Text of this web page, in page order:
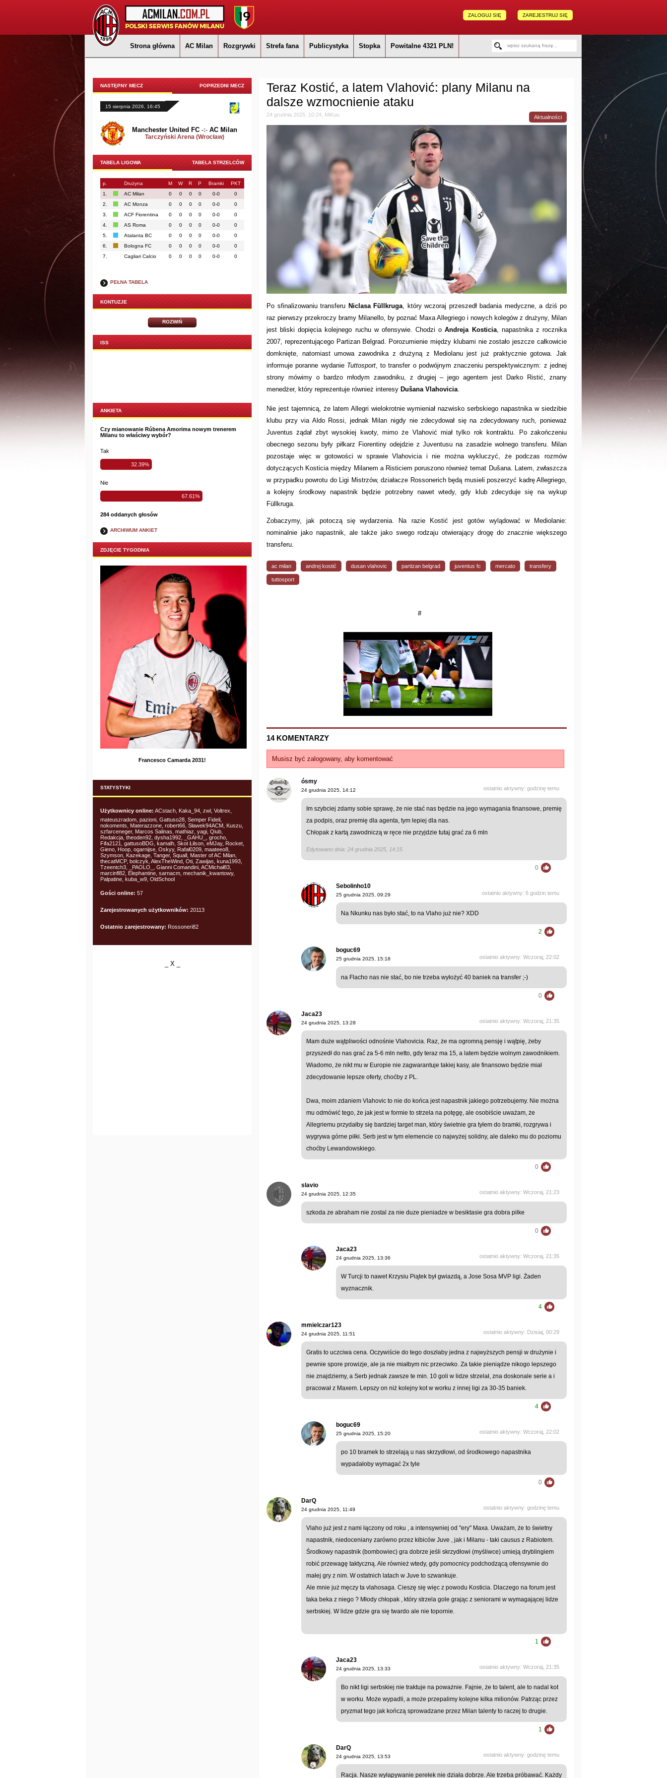
ZAREJESTRUJ SIĘ
ZALOGUJ SIĘ
Strona główna AC Milan Rozgrywki Strefa fana Publicystyka Stopka Powitalne 4321 PLN!
NASTĘPNY MECZ POPRZEDNI MECZ
15 sierpnia 2026, 16:45
Manchester United FC -:- AC Milan
Tarczyński Arena (Wrocław)
TABELA LIGOWA TABELA STRZELCÓW
p. Drużyna M W R P Bramki
PKT
1.
AC Milan 0 0 0 0 0-0
0
2.
AC Monza 0 0 0 0 0-0
0
3.
ACF Fiorentina 0 0 0 0 0-0
0
4.
AS Roma 0 0 0 0 0-0
0
5.
Atalanta BC 0 0 0 0 0-0
0
6.
Bologna FC 0 0 0 0 0-0
0
7.
Cagliari Calcio 0 0 0 0 0-0 0
PEŁNA TABELA
KONTUZJE
ROZWIŃ
ISS
ANKIETA
Czy mianowanie Rúbena Amorima nowym trenerem
Milanu to właściwy wybór?
Tak
32.39%
Nie
67.61%
284 oddanych głosów
ARCHIWUM ANKIET
ZDJĘCIE TYGODNIA
Francesco Camarda 2031!
STATYSTYKI
Użytkownicy online: ACstach, Kaka_94, zwl, Voltrex,
mateuszradom, pazioni, Gattuso28, Semper Fideli,
nokoments, Materazzone, robert66, Sławek94ACM, Kuszu,
szfarceneger, Marcos Salinas, mathiaz, yagi, Qiub,
Redakcja, theoden92, dysha1992, _GAHU_, grocho,
Fifa2121, gattusoBDG, kamalh, Skot Łilson, eMJay, Rocket,
Gieno, Hoop, ogarnijse, Oskyy, Rafał0209, maateeo8,
Szymson, Kazekage, Tanger, Squall, Master of AC Milan,
thecatMCP, bolczyk, AlexTheWind, Oti, Zawijas, kuna1993,
Tzeentch3, _PAOLO_, Gianni Comandini, ACMichał83,
marcinfl82, Elephantine, sarnacm, mechanik_kwantowy,
Palpatine, kuba_w9, OldSchool
Gości online: 57
Zarejestrowanych użytkowników: 20113
Ostatnio zarejestrowany: Rossoneri82
_ X _
Teraz Kostić, a latem Vlahović: plany Milanu na
dalsze wzmocnienie ataku
24 grudnia 2025, 10:24, MiKuu Aktualności
Po sfinalizowaniu transferu Niclasa Füllkruga , który wczoraj przeszedł badania medyczne, a dziś po
raz pierwszy przekroczy bramy Milanello, by poznać Maxa Allegriego i nowych kolegów z drużyny, Milan
jest bliski dopięcia kolejnego ruchu w ofensywie. Chodzi oAndreja Kosticia, napastnika z rocznika
2007, reprezentującego Partizan Belgrad. Porozumienie między klubami nie zostało jeszcze całkowicie
domknięte, natomiast umowa zawodnika z drużyną z Mediolanu jest już praktycznie gotowa.
Jak
informuje poranne wydanie Tuttosport, to transfer o podwójnym znaczeniu perspektywicznym: z jednej
strony mówimy o bardzo młodym zawodniku, z drugiej – jego agentem jest Darko Ristić, znany
menedżer, który reprezentuje również interesy Dušana Vlahovicia
Nie jest tajemnicą, że latem Allegri wielokrotnie wymieniał nazwisko serbskiego napastnika w siedzibie
klubu przy via Aldo Rossi, jednak Milan nigdy nie zdecydował się na zdecydowany ruch, ponieważ
Juventus żądał zbyt wysokiej kwoty, mimo że Vlahović miał tylko rok kontraktu. Po zakończeniu
obecnego sezonu były piłkarz Fiorentiny odejdzie z Juventusu na zasadzie wolnego transferu.
Milan
pozostaje więc w gotowości w sprawie Vlahovicia i nie można wykluczyć, że podczas rozmów
dotyczących Kosticia między Milanem a Risticiem poruszono również temat Dušana. Latem, zwłaszcza
w przypadku powrotu do Ligi Mistrzów, działacze Rossonerich będą musieli poszerzyć kadrę Allegriego,
a kolejny środkowy napastnik będzie potrzebny nawet wtedy, gdy klub zdecyduje się na wykup
Füllkruga.
Zobaczymy, jak potoczą się wydarzenia. Na razie Kostić jest gotów wylądować w Mediolanie:
nominalnie jako napastnik, ale także jako swego rodzaju otwierający drogę do znacznie większego
transferu.
ac milan andrej kostić dusan vlahovic partizan belgrad juventus fc mercato transfery
tuttosport
#
14 KOMENTARZY
Musisz być zalogowany, aby komentować
ósmy
ostatnio aktywny: godzinę temu
24 grudnia 2025, 14:12
Im szybciej zdamy sobie sprawę, że nie stać nas będzie na jego wymagania finansowe, premię
za podpis, oraz premię dla agenta, tym lepiej dla nas.
Chłopak z kartą zawodniczą w ręce nie przyjdzie tutaj grać za 6 mln
Edytowano dnia: 24 grudnia 2025, 14:15
0
Sebolinho10
ostatnio aktywny: 6 godzin temu
25 grudnia 2025, 09:29
Na Nkunku nas było stać, to na Vlaho już nie? XDD
2
boguc69
ostatnio aktywny: Wczoraj, 22:02
25 grudnia 2025, 15:18
na Flacho nas nie stać, bo nie trzeba wyłożyć 40 baniek na transfer ;-)
0
Jaca23
ostatnio aktywny: Wczoraj, 21:35
24 grudnia 2025, 13:28
Mam duże wątpliwości odnośnie Vlahovicia. Raz, że ma ogromną pensję i wątpię, żeby
przyszedł do nas grać za 5-6 mln netto, gdy teraz ma 15, a latem będzie wolnym zawodnikiem.
Wiadomo, że nikt mu w Europie nie zagwarantuje takiej kasy, ale finansowo będzie miał
zdecydowanie lepsze oferty, choćby z PL.
Dwa, moim zdaniem Vlahovic to nie do końca jest napastnik jakiego potrzebujemy. Nie można
mu odmówić tego, że jak jest w formie to strzela na potęgę, ale osobiście uważam, że
Allegriemu przydałby się bardziej target man, który świetnie gra tyłem do bramki, rozgrywa i
wygrywa górne piłki. Serb jest w tym elemencie co najwyżej solidny, ale daleko mu do poziomu
choćby Lewandowskiego.
0
slavio
ostatnio aktywny: Wczoraj, 21:23
24 grudnia 2025, 12:35
szkoda ze abraham nie zostal za nie duze pieniadze w besiktasie gra dobra pilke
0
Jaca23
ostatnio aktywny: Wczoraj, 21:35
24 grudnia 2025, 13:36
W Turcji to nawet Krzysiu Piątek był gwiazdą, a Jose Sosa MVP ligi. Żaden
wyznacznik.
4
mmielczar123
ostatnio aktywny: Dzisiaj, 00:29
24 grudnia 2025, 11:51
Gratis to uczciwa cena. Oczywiście do tego doszłaby jedna z najwyższych pensji w drużynie i
pewnie spore prowizje, ale ja nie miałbym nic przeciwko. Za takie pieniądze nikogo lepszego
nie znajdziemy, a Serb jednak zawsze te min. 10 goli w lidze strzelał, zna doskonale serie a i
pracował z Maxem. Lepszy on niż kolejny kot w worku z innej ligi za 30-35 baniek.
4
boguc69
ostatnio aktywny: Wczoraj, 22:02
25 grudnia 2025, 15:20
po 10 bramek to strzelają u nas skrzydłowi, od środkowego napastnika
wypadałoby wymagać 2x tyle
0
DarQ
ostatnio aktywny: godzinę temu
24 grudnia 2025, 11:49
Vlaho już jest z nami łączony od roku , a intensywniej od "ery" Maxa. Uważam, że to świetny
napastnik, niedoceniany zarówno przez kibiców Juve , jak i Milanu - taki causus z Rabiotem.
Środkowy napastnik (bombowiec) gra dobrze jeśli skrzydłowi (myśliwce) umieją dryblingiem
robić przewagę taktyczną. Ale również wtedy, gdy pomocnicy podchodzącą ofensywnie do
małej gry z nim. W ostatnich latach w Juve to szwankuje.
Ale mnie już męczy ta vlahosaga. Cieszę się więc z powodu Kosticia. Dlaczego na forum jest
taka beka z niego ? Młody chłopak , który strzela gole grając z seniorami w wymagającej lidze
serbskiej. W lidze gdzie gra się twardo ale nie topornie.
1
Jaca23
ostatnio aktywny: Wczoraj, 21:35
24 grudnia 2025, 13:33
Bo nikt ligi serbskiej nie traktuje na poważnie. Fajnie, że to talent, ale to nadal kot
w worku. Może wypadli, a może przepalimy kolejne kilka milionów. Patrząc przez
pryzmat tego jak kończą sprowadzane przez Milan talenty to raczej to drugie.
1
DarQ
ostatnio aktywny: godzinę temu
24 grudnia 2025, 13:53
Racja. Nasze wyłapywanie perełek nie działa dobrze. Ale trzeba próbawać. Każdy